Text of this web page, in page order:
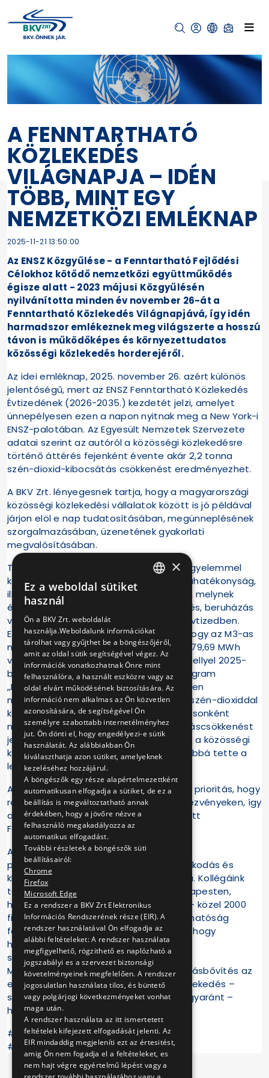
A FENNTARTHATÓ
KÖZLEKEDÉS
VILÁGNAPJA – IDÉN
TÖBB, MINT EGY
NEMZETKÖZI EMLÉKNAP
2025-11-21 13:50:00
Az ENSZ Közgyűlése - a Fenntartható Fejlődési
Célokhoz kötődő nemzetközi együttműködés
égisze alatt - 2023 májusi Közgyűlésén
nyilvánította minden év november 26-át a
Fenntartható Közlekedés Világnapjává, így idén
harmadszor emlékeznek meg világszerte a hosszú
távon is működőképes és környezettudatos
közösségi közlekedés horderejéről.
Az idei emléknap, 2025. november 26. azért különös
jelentőségű, mert az ENSZ Fenntartható Közlekedés
Évtizedének (2026-2035.) kezdetét jelzi, amelyet
ünnepélyesen ezen a napon nyitnak meg a New York-i
ENSZ-palotában. Az Egyesült Nemzetek Szervezete
adatai szerint az autóról a közösségi közlekedésre
történő áttérés fejenként évente akár 2,2 tonna
szén-dioxid-kibocsátás csökkenést eredményezhet.
A BKV Zrt. lényegesnek tartja, hogy a magyarországi
közösségi közlekedési vállalatok között is jó példával
járjon elöl e nap tudatosításában, megünneplésének
szorgalmazásában, üzenetének gyakorlati
megvalósításában.
Társaságunk hosszú évek óta kiemelt figyelemmel
kezeli az energia-megtakarítás, energiahatékonyság,
illetve a környezetvédelem kérdéskörét, melynek
érdekében számos intézkedés, fejlesztés, beruházás
valósult meg az elmúlt több mint egy évtizedben.
Ezek közül jelentőségteljes eredmény, hogy az M3-as
metróvonal felújítása által összesen 8879,69 MWh
villamosenergiát takarítottunk meg, amellyel 2025-
ben a BKV elnyerte a Virtuális Erőmű Program
„Energiahatékony Vállalat” díját, 2024-ben
működésünk révén pedig 618306 tonna szén-dioxiddal
kevesebb került a Föld légkörébe. Ez utasonként
megközelítőleg 148 g CO2/km kibocsátáscsökkenést
jelentett – mindenki, aki az autó helyett a közösségi
közlekedést választotta, ennyivel tisztábbá tette a
levegőt.
A BKV Zrt-ben egyszerre hagyomány és prioritás, hogy
részt vesz a szakmában mérvadó rendezvényeken, így
az idén tizedik alkalommal megrendezett
Fenntarthatósági Témahéten.
A diákok számára szervezett országos
programsorozat célja a zöldebb gondolkodás és
klímavédelem szerepének tudatosítása. Kollégáink
több mint 30 iskolában – nem csak Budapesten,
hanem számos vidéki intézményben is – közel 2000
fiatalnak tartottak előadást a fenntarthatóság
fontosságáról. Nagy örömünkre szolgál, hogy
hozzájárulhatunk a fiatalabb korosztály
szemléletformálásához.
Meggyőződésünk, hogy az ez irányú tudásbővítés az
egyik kulcs ahhoz, hogy a közösségi közlekedés –
szűkebb és tágabb környezetünkben egyaránt –
hosszú távon fenntartható maradjon.
#kozossegikozlekedes #BKV #ENSZ
#fenntarthatosag
×
Ez a weboldal sütiket
használ
Ön a BKV Zrt. weboldalát
használja.Weboldalunk információkat
tárolhat vagy gyűjthet be a böngészőjéről,
amit az oldal sütik segítségével végez. Az
információk vonatkozhatnak Önre mint
felhasználóra, a használt eszközre vagy az
oldal elvárt működésének biztosítására. Az
információ nem alkalmas az Ön közvetlen
azonosítására, de segítségével Ön
személyre szabottabb internetélményhez
jut. Ön dönti el, hogy engedélyezi-e sütik
használatát. Az alábbiakban Ön
kiválaszthatja azon sütiket, amelyeknek
kezeléséhez hozzájárul.
A böngészők egy része alapértelmezettként
automatikusan elfogadja a sütiket, de ez a
beállítás is megváltoztatható annak
érdekében, hogy a jövőre nézve a
felhasználó megakadályozza az
automatikus elfogadást.
További részletek a böngészők süti
beállításairól:
Chrome
Firefox
Microsoft Edge
Ez a rendszer a BKV Zrt Elektronikus
Információs Rendszerének része (EIR). A
rendszer használatával Ön elfogadja az
alábbi feltételeket: A rendszer használata
megfigyelhető, rögzithető es naplózható a
jogszabályi es a szervezet biztonsági
követelményeinek megfelelően. A rendszer
jogosulatlan használata tilos, és büntető
vagy polgárjogi következményeket vonhat
maga után.
A rendszer használata az itt ismertetett
feltételek kifejezett elfogadását jelenti. Az
EIR mindaddig megjeleníti ezt az értesitést,
amig Ön nem fogadja el a feltételeket, es
nem hajt végre egyértelmű lépést vagy a